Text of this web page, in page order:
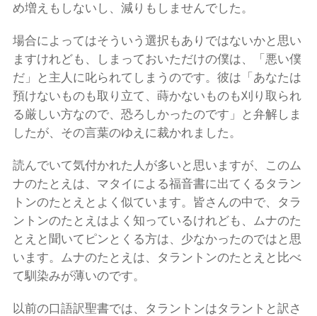
め増えもしないし、減りもしませんでした。
場合によってはそういう選択もありではないかと思い
ますけれども、しまっておいただけの僕は、「悪い僕
だ」と主人に叱られてしまうのです。彼は「あなたは
預けないものも取り立て、蒔かないものも刈り取られ
る厳しい方なので、恐ろしかったのです」と弁解しま
したが、その言葉のゆえに裁かれました。
読んでいて気付かれた人が多いと思いますが、このム
ナのたとえは、マタイによる福音書に出てくるタラン
トンのたとえとよく似ています。皆さんの中で、タラ
ントンのたとえはよく知っているけれども、ムナのた
とえと聞いてピンとくる方は、少なかったのではと思
います。ムナのたとえは、タラントンのたとえと比べ
て馴染みが薄いのです。
以前の口語訳聖書では、タラントンはタラントと訳さ